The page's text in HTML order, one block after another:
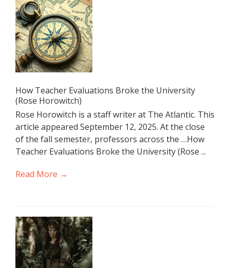
How Teacher Evaluations Broke the University
(Rose Horowitch)
Rose Horowitch is a staff writer at The Atlantic. This
article appeared September 12, 2025. At the close
of the fall semester, professors across the …How
Teacher Evaluations Broke the University (Rose ...
Read More →